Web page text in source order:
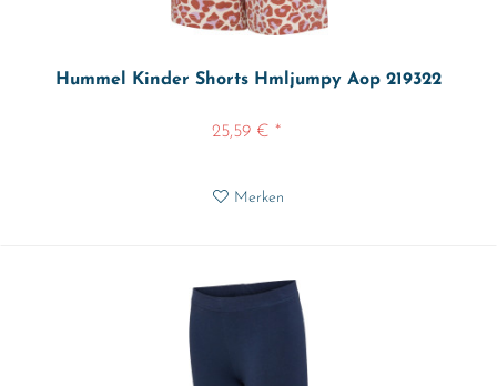
Hummel Kinder Shorts Hmljumpy Aop 219322
25,59 € *
Merken